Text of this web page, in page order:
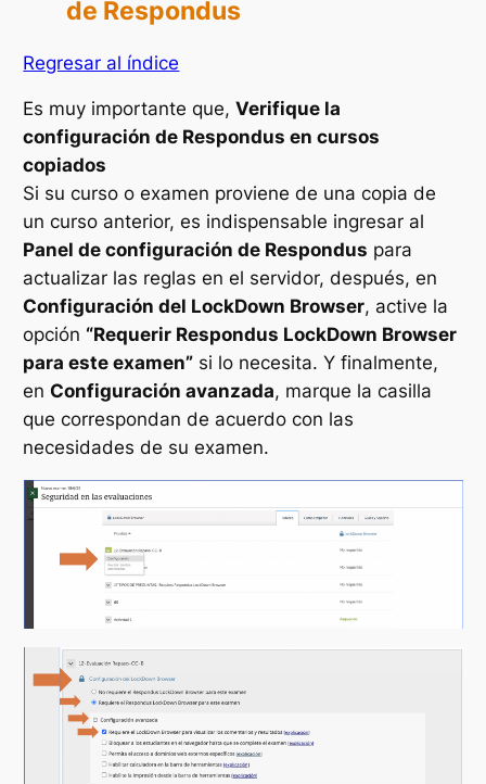
de Respondus
Regresar al índice
Es muy importante que,Verifique la
configuración de Respondus en cursos
copiados
Si su curso o examen proviene de una copia de
un curso anterior, es indispensable ingresar al
Panel de configuración de Respondus para
actualizar las reglas en el servidor, después, en
Configuración del LockDown Browser, active la
opción “Requerir Respondus LockDown Browser
para este examen” si lo necesita. Y finalmente,
enConfiguración avanzada, marque la casilla
que correspondan de acuerdo con las
necesidades de su examen.